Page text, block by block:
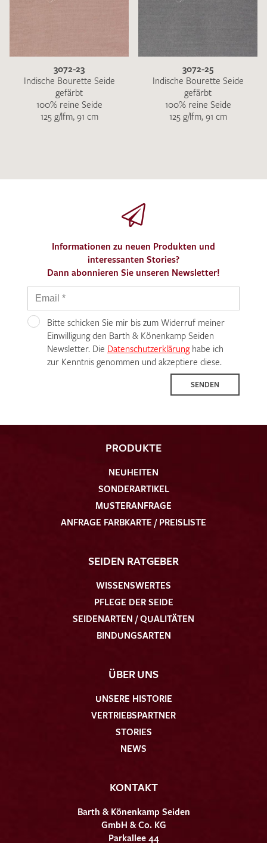
3072-23
Indische Bourette Seide
gefärbt
100% reine Seide
125 g/lfm, 91 cm
3072-25
Indische Bourette Seide
gefärbt
100% reine Seide
125 g/lfm, 91 cm
Informationen zu neuen Produkten und
interessanten Stories?
Dann abonnieren Sie unseren Newsletter!
Bitte schicken Sie mir bis zum Widerruf meiner
Einwilligung den Barth & Könenkamp Seiden
Newsletter. Die Datenschutzerklärunghabe ich
zur Kenntnis genommen und akzeptiere diese.
SENDEN
PRODUKTE
NEUHEITEN
SONDERARTIKEL
MUSTERANFRAGE
ANFRAGE FARBKARTE / PREISLISTE
SEIDEN RATGEBER
WISSENSWERTES
PFLEGE DER SEIDE
SEIDENARTEN / QUALITÄTEN
BINDUNGSARTEN
ÜBER UNS
UNSERE HISTORIE
VERTRIEBSPARTNER
STORIES
NEWS
KONTAKT
Barth & Könenkamp Seiden
GmbH & Co. KG
Parkallee 44